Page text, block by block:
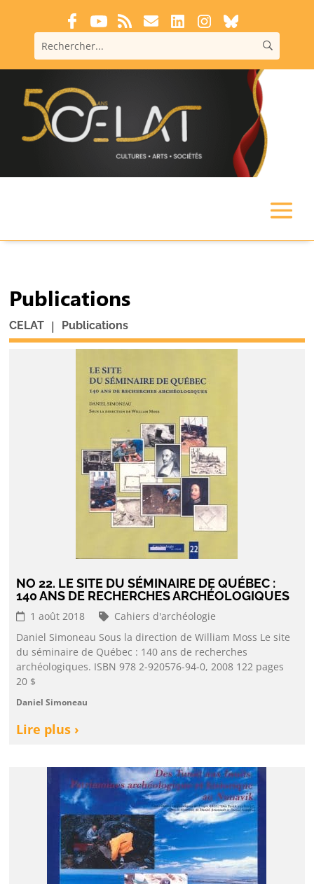
Publications
CELAT | Publications
NO 22. LE SITE DU SÉMINAIRE DE QUÉBEC :
140 ANS DE RECHERCHES ARCHÉOLOGIQUES
1 août 2018
Cahiers d'archéologie
Daniel Simoneau Sous la direction de William Moss Le site
du séminaire de Québec : 140 ans de recherches
archéologiques. ISBN 978 2-920576-94-0, 2008 122 pages
20 $
Daniel Simoneau
Lire plus ›